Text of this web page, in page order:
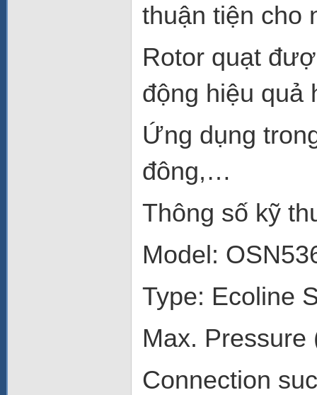
thuận tiện cho
Rotor quạt
động hiệu quả
Ứng dụng
đông,…
Thông số kỹ
Model:
Type: Ecoline
Max. Pressure
Connection